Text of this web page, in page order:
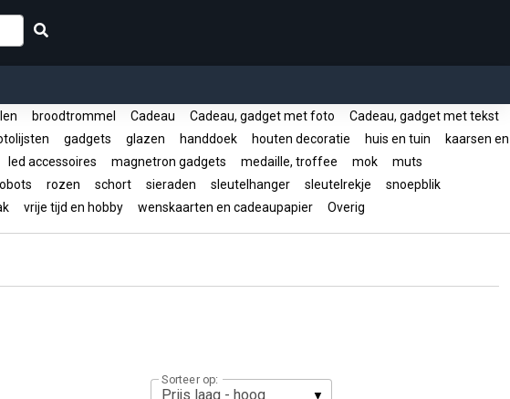
broodtrommel Cadeau Cadeau, gadget met foto
Cadeau, gadget met tekst
gadgets glazen handdoek houten decoratie huis en tuin
kaarsen en
led accessoires magnetron gadgets medaille, troffee mok
muts
rozen schort sieraden sleutelhanger sleutelrekje
snoepblik
vrije tijd en hobby wenskaarten en cadeaupapier Overig
Sorteer op: